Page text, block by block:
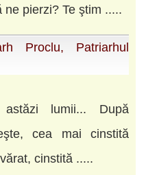
pierzi? Te ştim .....
Proclu, Patriarhul
lumii... După
cea mai cinstită
cinstită .....